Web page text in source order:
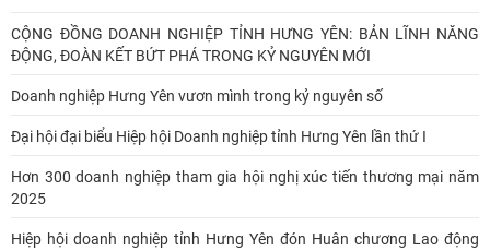
CỘNG ĐỒNG DOANH NGHIỆP TỈNH HƯNG YÊN: BẢN LĨNH NĂNG
ĐỘNG, ĐOÀN KẾT BỨT PHÁ TRONG KỶ NGUYÊN MỚI
Doanh nghiệp Hưng Yên vươn mình trong kỷ nguyên số
Đại hội đại biểu Hiệp hội Doanh nghiệp tỉnh Hưng Yên lần thứ I
Hơn 300 doanh nghiệp tham gia hội nghị xúc tiến thương mại năm
2025
Hiệp hội doanh nghiệp tỉnh Hưng Yên đón Huân chương Lao động